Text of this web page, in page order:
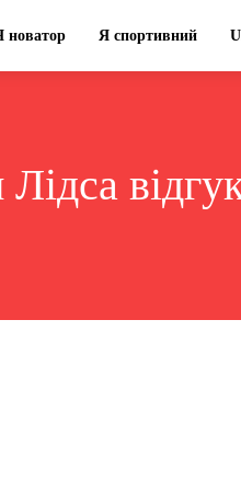
новатор Я спортивний
Лідса